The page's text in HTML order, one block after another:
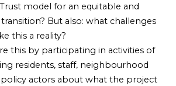
model for an equitable and
But also: what challenges
this a reality?
this by participating in activities of
residents, staff, neighbourhood
policy actors about what the project